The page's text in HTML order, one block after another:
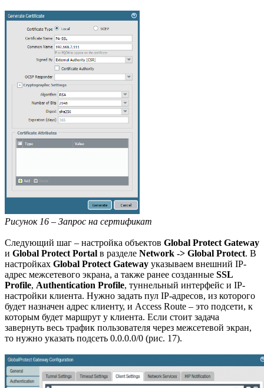
Рисунок 16 – Запрос на сертификат
Следующий шаг – настройка объектов Glоbal Protect Gateway
и Global Protect Portal в разделе Network -> Global Protect. В
настройках Glоbal Protect Gateway указываем внешний IP-
адрес межсетевого экрана, а также ранее созданные SSL
Profile, Authentication Profile, туннельный интерфейс и IP-
настройки клиента. Нужно задать пул IP-адресов, из которого
будет назначен адрес клиенту, и Access Route – это подсети, к
которым будет маршрут у клиента. Если стоит задача
завернуть весь трафик пользователя через межсетевой экран,
то нужно указать подсеть 0.0.0.0/0 (рис. 17).